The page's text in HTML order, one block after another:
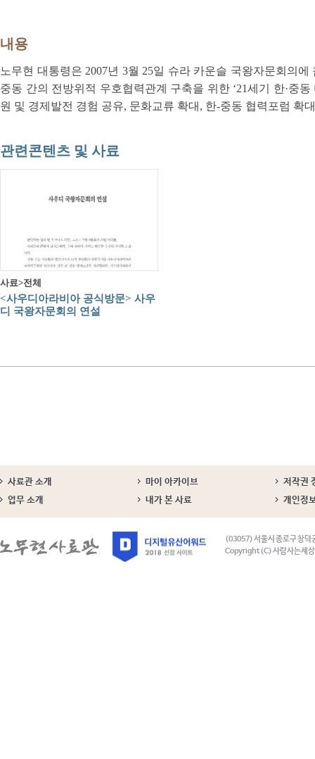
내용
노무현 대통령은 2007년 3월 25일 슈라 카운슬 국왕자문회의
중동 간의 전방위적 우호협력관계 구축을 위한 ‘21세기 한·중
원 및 경제발전 경험 공유, 문화교류 확대, 한-중동 협력포럼 확
관련콘텐츠 및 사료
사료>전체
<사우디아라비아 공식방문> 사우
디 국왕자문회의 연설
사료관 소개 마이 아카이브
저작권
업무 소개
내가 본 사료 개인정
(03057) 서울시 종로구 창덕
Copyright (C) 사람사는세